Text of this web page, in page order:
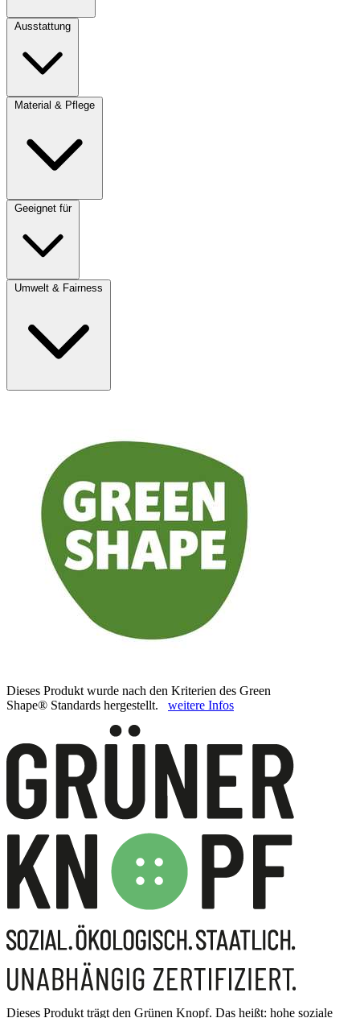
Ausstattung
Material & Pflege
Geeignet für
Umwelt & Fairness
Dieses Produkt wurde nach den Kriterien des Green
Shape® Standards hergestellt. weitere Infos
Dieses Produkt trägt den Grünen Knopf. Das heißt: hohe soziale